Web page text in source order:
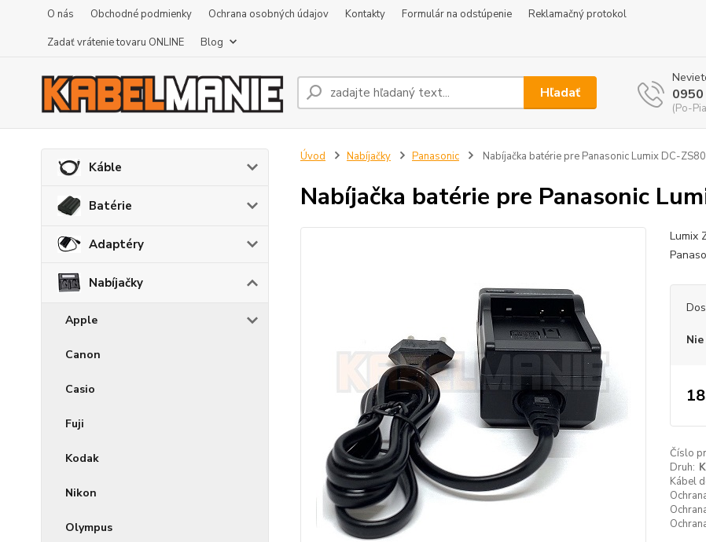
O nás Obchodné podmienky Ochrana osobných údajov Kontakty Formulár na odstúpenie
Reklamačný protokol
Zadať vrátenie tovaru ONLINE
Blog
Hľadať
(Po-
Káble
Batérie
Adaptéry
Nabíjačky
Apple
Canon
Casio
Fuji
Kodak
Nikon
Olympus
Úvod Nabíjačky Panasonic Nabíjačka batérie pre Panasonic Lumix DC-ZS80
Nabíjačka batérie pre Panasonic
Lumix
Číslo
Druh:
Kábel